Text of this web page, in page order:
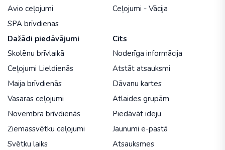
Avio ceļojumi
SPA brīvdienas
Ceļojumi - Vācija
Dažādi piedāvājumi
Skolēnu brīvlaikā
Ceļojumi Lieldienās
Maija brīvdienās
Vasaras ceļojumi
Novembra brīvdienās
Ziemassvētku ceļojumi
Svētku laiks
Cits
Noderīga informācija
Atstāt atsauksmi
Dāvanu kartes
Atlaides grupām
Piedāvāt ideju
Jaunumi e-pastā
Atsauksmes